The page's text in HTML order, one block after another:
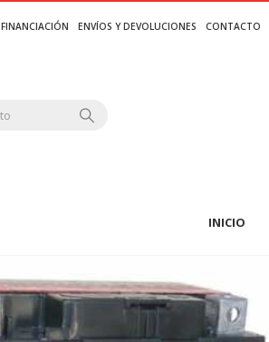
FINANCIACIÓN ENVÍOS Y DEVOLUCIONES CONTACTO
INICIO